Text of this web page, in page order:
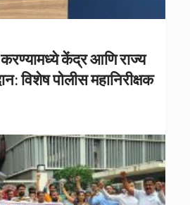
करण्यामध्ये केंद्र आणि राज्य
विशेष पोलीस महानिरीक्षक